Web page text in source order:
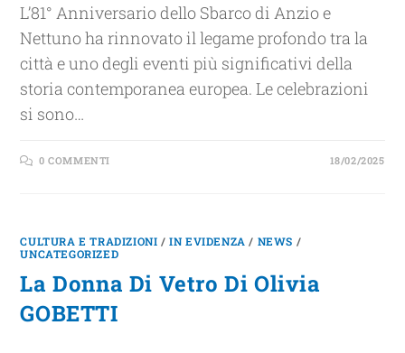
L’81° Anniversario dello Sbarco di Anzio e
Nettuno ha rinnovato il legame profondo tra la
città e uno degli eventi più significativi della
storia contemporanea europea. Le celebrazioni
si sono…
0 COMMENTI 18/02/2025
CULTURA E TRADIZIONI /IN EVIDENZA / NEWS /
UNCATEGORIZED
La Donna Di Vetro Di Olivia
GOBETTI